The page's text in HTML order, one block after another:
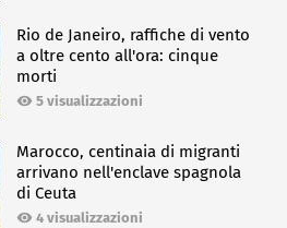
Rio de Janeiro, raffiche di vento
a oltre cento all'ora: cinque
morti
5 visualizzazioni
Marocco, centinaia di migranti
arrivano nell'enclave spagnola
di Ceuta
4 visualizzazioni